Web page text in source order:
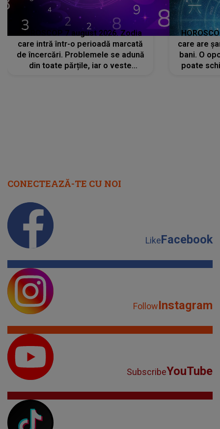
HOROSCOP 7 august 2026. Zodia
care intră într-o perioadă marcată
de încercări. Problemele se adună
din toate părțile, iar o veste
care are
bani. O
poate
CONECTEAZĂ-TE CU NOI
LikeFacebook
FollowInstagram
SubscribeYouTube